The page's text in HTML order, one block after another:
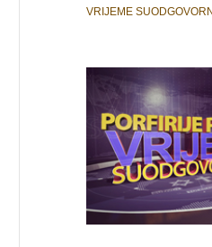
VRIJEME